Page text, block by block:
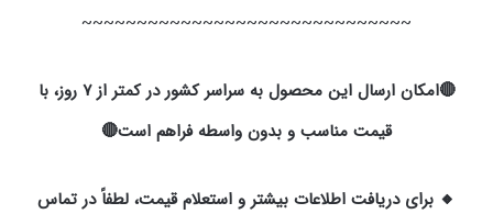
~~~~~~~~~~~~~~~~~~~~~~~~~~~~~~
🔴امکان ارسال این محصول به سراسر کشور در کمتر از ۷ روز، با
قیمت مناسب و بدون واسطه فراهم است🔴
🔸 برای دریافت اطلاعات بیشتر و استعلام قیمت، لطفاً در تماس